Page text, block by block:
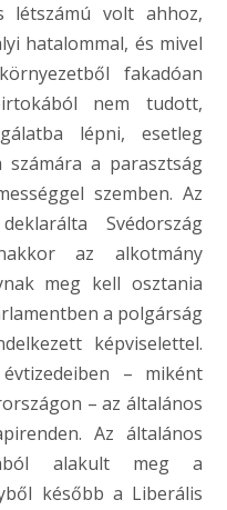
létszámú volt ahhoz,
hatalommal, és mivel
fakadóan
nem tudott,
lépni, esetleg
a parasztság
szemben. Az
Svédország
az alkotmány
meg kell osztania
a polgárság
képviselettel.
– miként
– az általános
Az általános
alakult meg a
később a Liberális